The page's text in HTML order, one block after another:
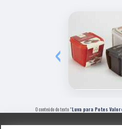
‹
O conteúdo do texto "Luva para Potes